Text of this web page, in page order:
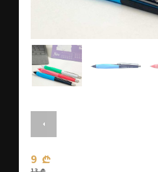
9 ₾